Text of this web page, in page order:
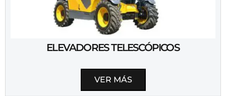
ELEVADORES TELESCÓPICOS
VER MÁS